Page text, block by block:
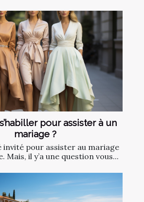
pour assister à un
mariage ?
invité pour assister au mariage
Mais, il y’a une question vous...